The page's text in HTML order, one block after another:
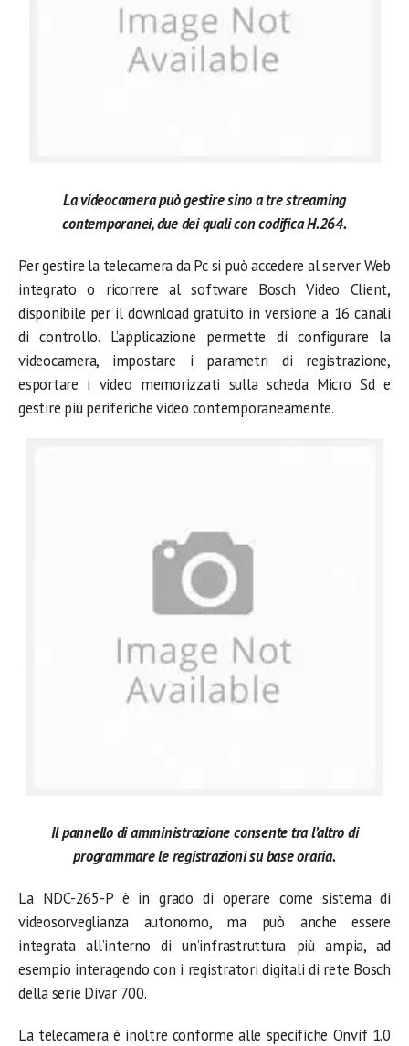
La videocamera può gestire sino a tre streaming
contemporanei, due dei quali con codifica H.264.
Per gestire la telecamera da Pc si può accedere al server Web
integrato o ricorrere al software Bosch Video Client,
disponibile per il download gratuito in versione a 16 canali
di controllo. L’applicazione permette di configurare la
videocamera, impostare i parametri di registrazione,
esportare i video memorizzati sulla scheda Micro Sd e
gestire più periferiche video contemporaneamente.
Il pannello di amministrazione consente tra l’altro di
programmare le registrazioni su base oraria.
La NDC-265-P è in grado di operare come sistema di
videosorveglianza autonomo, ma può anche essere
integrata all’interno di un’infrastruttura più ampia, ad
esempio interagendo con i registratori digitali di rete Bosch
della serie Divar 700.
La telecamera è inoltre conforme alle specifiche Onvif 1.0